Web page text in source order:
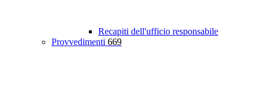
Recapiti dell'ufficio responsabile
Provvedimenti 669